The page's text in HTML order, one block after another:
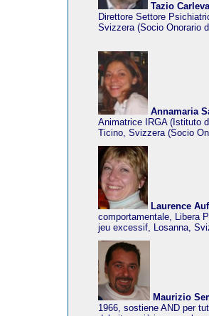
Tazio
Direttore Settore
Svizzera (Socio Onorario
Annamaria
Animatrice IRGA (Istituto
Ticino, Svizzera (Socio
Laurence
comportamentale, Libera
jeu excessif, Losanna,
Maurizio
1966, sostiene AND per